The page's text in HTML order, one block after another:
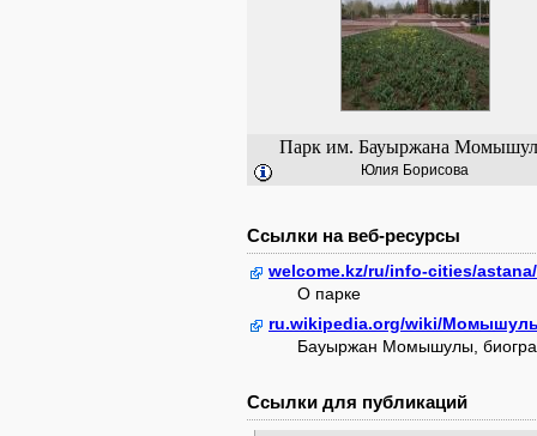
Парк им. Бауыржана
Юлия Борисова
Ссылки на веб-ресурсы
welcome.kz/ru/info-cities/
О парке
ru.wikipedia.org/wiki/
Бауыржан Момышулы,
Ссылки для публикаций